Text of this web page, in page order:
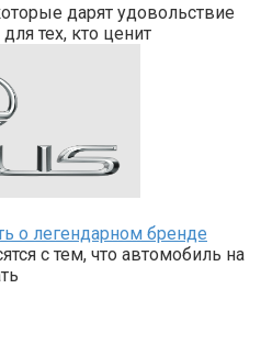
дарят удовольствие
тех, кто ценит
о легендарном бренде
с тем, что автомобиль на